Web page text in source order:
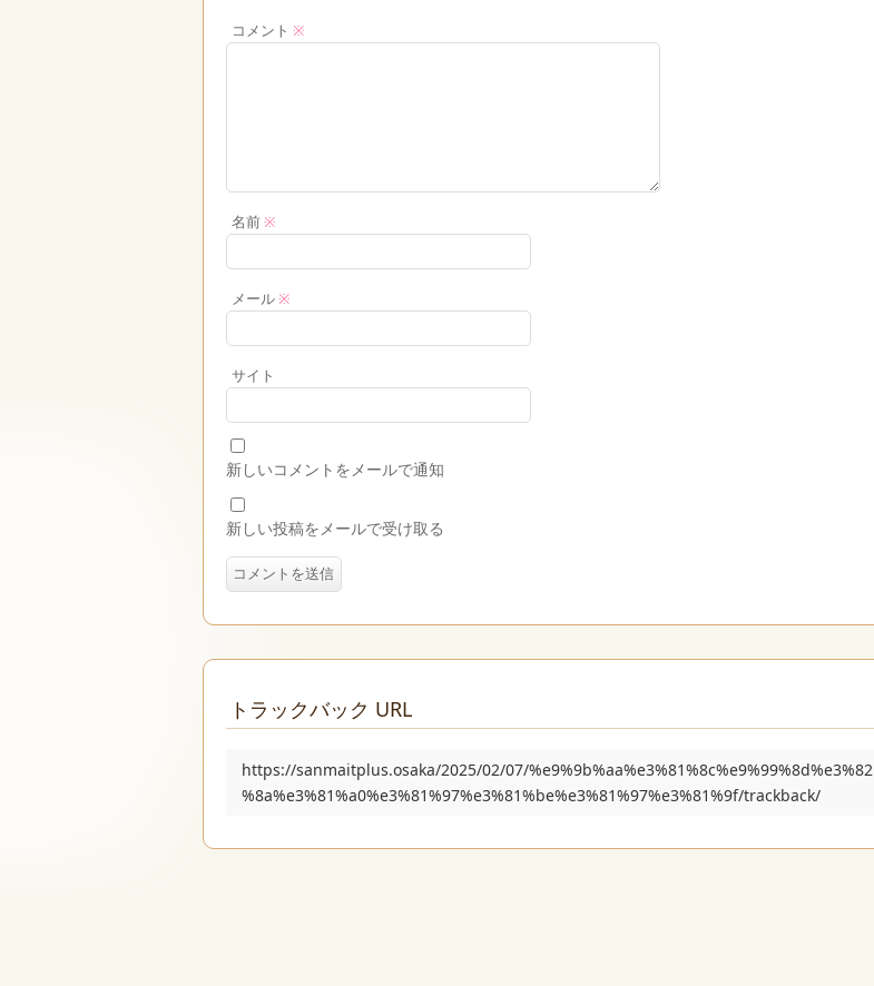
コメント ※
名前※
メール※
サイト
新しいコメントをメールで通知
新しい投稿をメールで受け取る
トラックバック URL
https://sanmaitplus.osaka/2025/02/07/%e9%9b%aa%e3%81%8c%e9%99%8d%e3%82
%8a%e3%81%a0%e3%81%97%e3%81%be%e3%81%97%e3%81%9f/trackback/